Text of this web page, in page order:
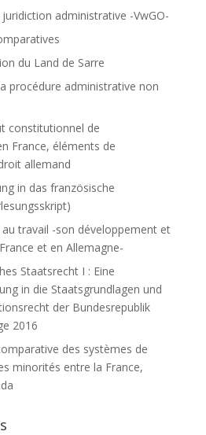
juridiction administrative -VwGO-
du Land de Sarre
procédure administrative non
constitutionnel de
France, éléments de
allemand
in das französische
au travail -son développement et
et en Allemagne-
Staatsrecht I : Eine
in die Staatsgrundlagen und
der Bundesrepublik
2016
des systèmes de
minorités entre la France,